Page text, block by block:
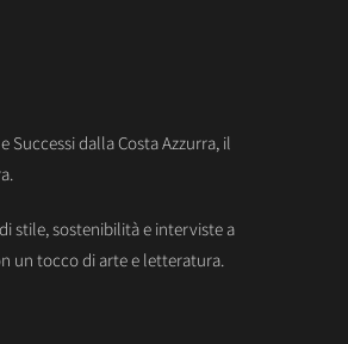
Successi dalla Costa Azzurra, il
stile, sostenibilità e interviste a
un tocco di arte e letteratura.